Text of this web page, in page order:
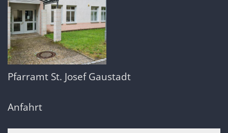
Pfarramt St. Josef Gaustadt
Anfahrt